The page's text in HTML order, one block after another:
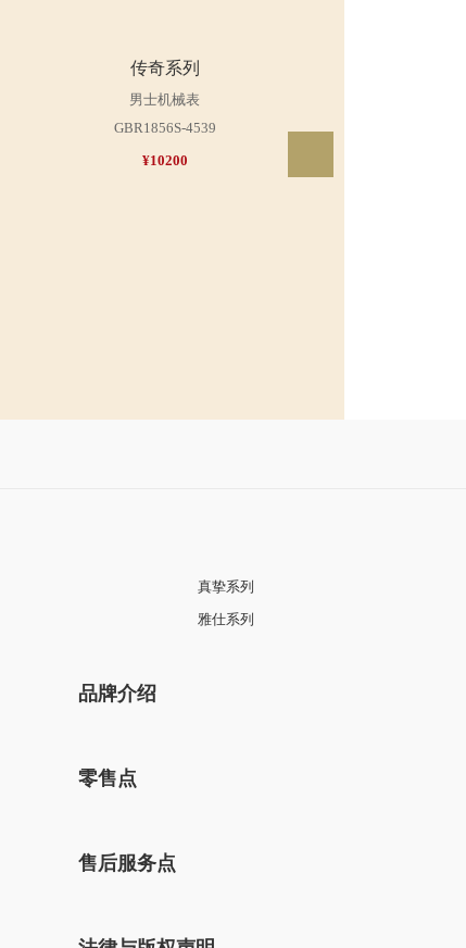
传奇系列
男士机械表
GBR1856S-4539
¥10200
LBR1856S-4539
真挚系列
雅仕系列
品牌介绍
零售点
售后服务点